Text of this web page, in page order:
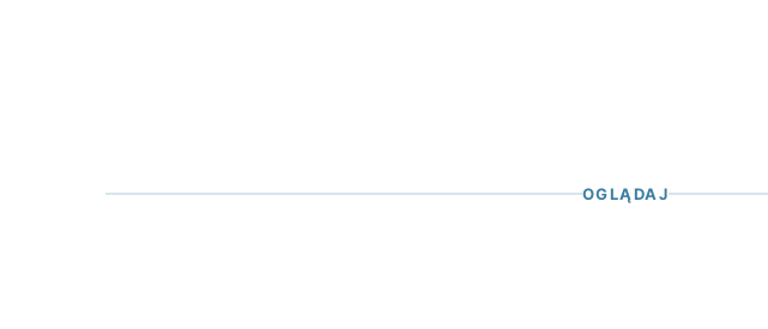
OGLĄDAJ